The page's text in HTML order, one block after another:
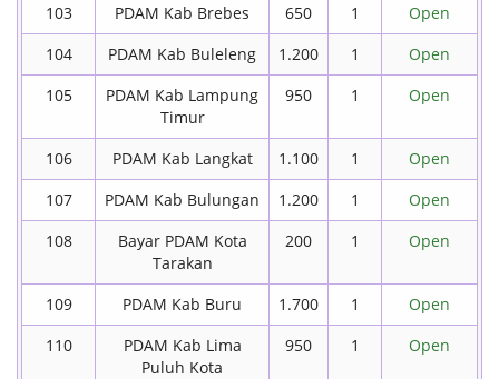
103
PDAM Kab Brebes 650 1
Open
104
PDAM Kab Buleleng 1.200 1
Open
105
PDAM Kab Lampung
Timur
950 1 Open
106 PDAM Kab Langkat 1.100 1
Open
107
PDAM Kab Bulungan 1.200 1
Open
108
Bayar PDAM Kota
Tarakan
200 1 Open
109 PDAM Kab Buru 1.700 1
Open
110
PDAM Kab Lima
Puluh Kota
950 1 Open